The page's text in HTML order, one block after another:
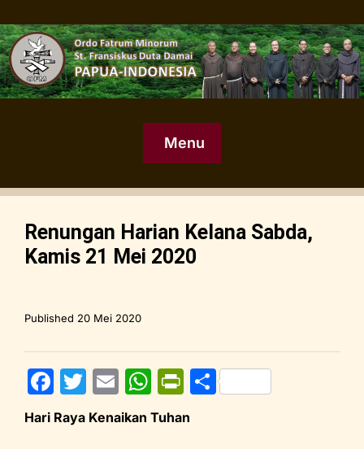
Menu
Renungan Harian Kelana Sabda,
Kamis 21 Mei 2020
Published 20 Mei 2020
F
a
c
T
w
itt
E
m
ai
W
h
at
Pr
in
tF
S
Hari Raya Kenaikan Tuhan